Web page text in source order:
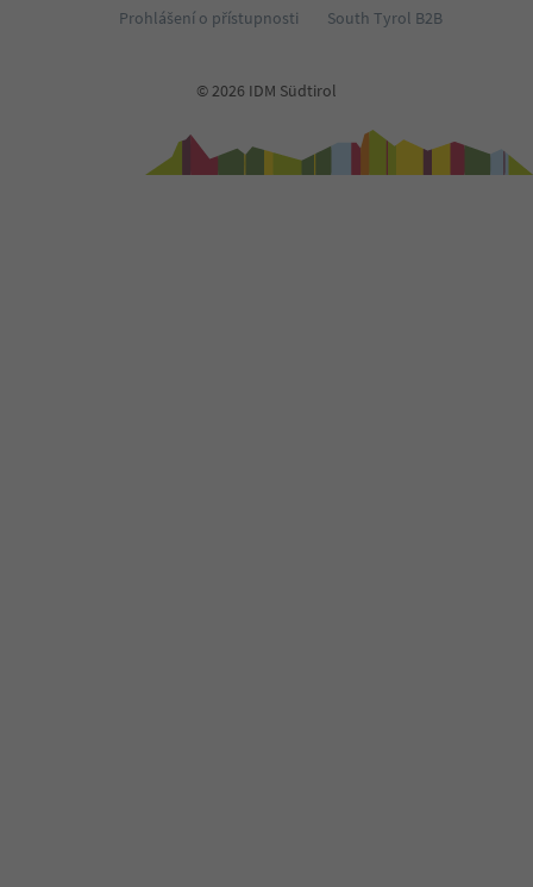
Prohlášení o přístupnosti
South Tyrol B2B
© 2026 IDM Südtirol